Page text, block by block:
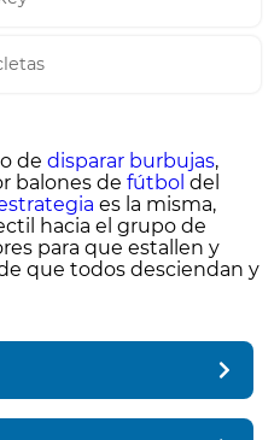
de disparar burbujas,
balones de fútbol del
es la misma,
hacia el grupo de
para que estallen y
que todos desciendan y